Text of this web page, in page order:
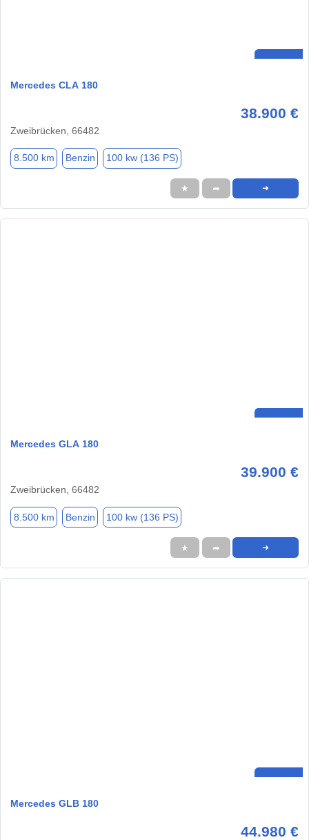
Mercedes CLA 180
38.900 €
Zweibrücken, 66482
8.500 km Benzin 100 kw (136 PS)
★ ➦ ➜
Mercedes GLA 180
39.900 €
Zweibrücken, 66482
8.500 km Benzin 100 kw (136 PS)
★ ➦ ➜
Mercedes GLB 180
44.980 €